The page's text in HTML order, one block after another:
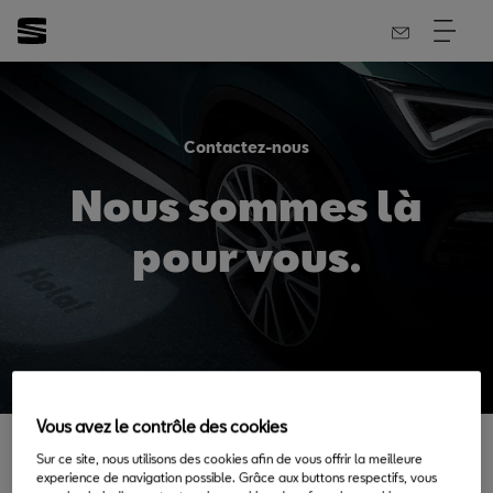
Contactez-nous
Nous sommes là
pour vous.
Plusieurs chemins, une même
Vous avez le contrôle des cookies
Sur ce site, nous utilisons des cookies afin de vous offrir la meilleure
experience de navigation possible. Grâce aux buttons respectifs, vous